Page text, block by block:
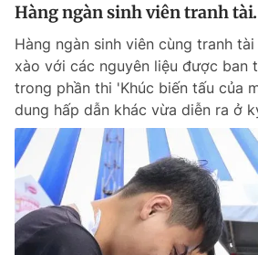
Hàng ngàn sinh viên tranh
Hàng ngàn sinh viên cùng tranh
xào với các nguyên liệu được ban
trong phần thi 'Khúc biến tấu của
dung hấp dẫn khác vừa diễn ra ở